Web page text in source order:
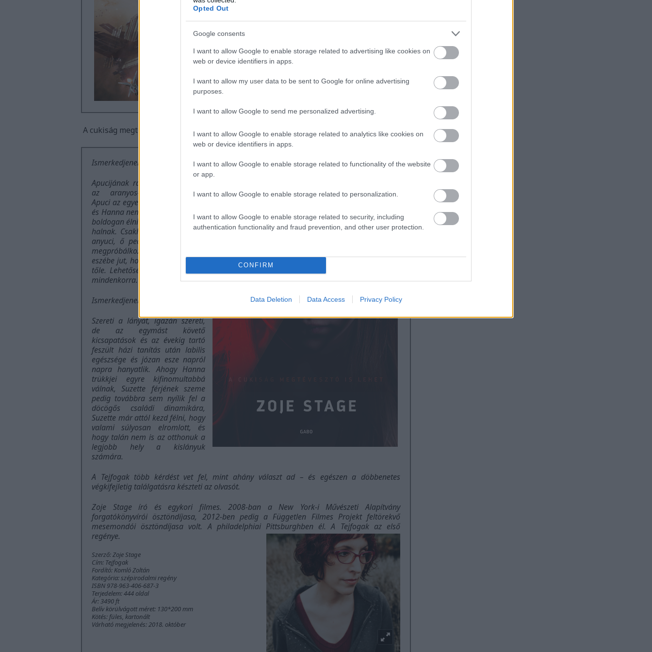
Opted Out
Google consents
I want to allow Google to enable storage related to advertising like cookies on
web or device identifiers in apps.
I want to allow my user data to be sent to Google for online advertising
purposes.
I want to allow Google to send me personalized advertising.
I want to allow Google to enable storage related to analytics like cookies on
web or device identifiers in apps.
I want to allow Google to enable storage related to functionality of the website
or app.
I want to allow Google to enable storage related to personalization.
I want to allow Google to enable storage related to security, including
authentication functionality and fraud prevention, and other user protection.
CONFIRM
Data Deletion Data Access Privacy Policy
Fordító: Tamás Gábor
ISBN: 978-963-406-402-2
Terjedelem: 372 oldal
Ár: 3490 Ft
Borító körülvágott méret: 135x210 mm
Várható megjelenés: 2018. november
A cukiság megtévesztő is lehet, tudtad?
Ismerkedjenek meg Hannával.
Apucijának rajongó szemében ő
az aranyos-de-néma angyal.
Apuci az egyetlen, aki megérti őt,
és Hanna nem is akar mást, csak
boldogan élni vele, míg meg nem
halnak. Csakhogy az útjában áll
anyuci, ő pedig minden trükkel
megpróbálkozik, ami csak az
eszébe jut, hogy megszabaduljon
tőle. Lehetőség szerint egyszer s
mindenkorra.
Ismerkedjenek meg Suzette-tel.
Szereti a lányát, igazán szereti,
de az egymást követő
kicsapatások és az évekig tartó
feszült házi tanítás után labilis
egészsége és józan esze napról
napra hanyatlik. Ahogy Hanna
trükkjei egyre kifinomultabbá
válnak, Suzette férjének szeme
pedig továbbra sem nyílik fel a
döcögős családi dinamikára,
Suzette már attól kezd félni, hogy
valami súlyosan elromlott, és
hogy talán nem is az otthonuk a
legjobb hely a kislányuk
számára.
A Tejfogaktöbb kérdést vet fel, mint ahány választ ad – és egészen a döbbenetes
végkifejletig találgatásra készteti az olvasót.
Zoje Stage író és egykori filmes. 2008-ban a New York-i Művészeti Alapítvány
forgatókönyvírói ösztöndíjasa, 2012-ben pedig a Független Filmes Projekt feltörekvő
mesemondói ösztöndíjasa volt. A philadelphiai Pittsburghben él. A
Tejfogakaz első
regénye.
Szerző: Zoje Stage
Cím: Tejfogak
Fordító: Komló Zoltán
Kategória: szépirodalmi regény
ISBN 978-963-406-687-3
Terjedelem: 444 oldal
Ár: 3490 ft
Belív körülvágott méret: 130*200 mm
Kötés: füles, kartonált
Várható megjelenés: 2018. október